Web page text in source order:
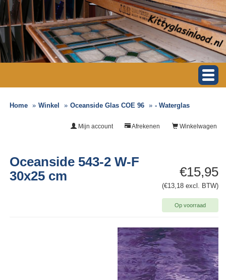
Home Winkel Oceanside Glas COE 96 - Waterglas
Winkelwagen
Afrekenen
Mijn account
€15,95
(€13,18 excl. BTW)
Op voorraad
Oceanside 543-2 W-F
30x25 cm